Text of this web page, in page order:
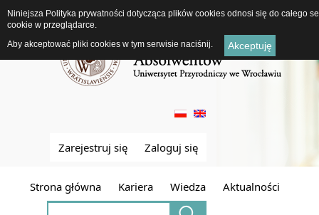
Zarejestruj się Zaloguj się
Strona główna Kariera Wiedza Aktualności
Niniejsza Polityka prywatności dotycząca plików cookies odnosi się do całego
cookie w przeglądarce.
Aby akceptować pliki cookies w tym serwisie naciśnij.
Akceptuję